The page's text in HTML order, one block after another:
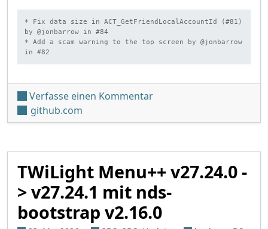
* Fix data size in ACT_GetFriendLocalAccountId (#81)
by @jonbarrow in #84
* Add a scam warning to the top screen by @jonbarrow
in #82
Verfasse einen Kommentarunter 'Nimbus v2.1.1'
github.com
TWiLight Menu++ v27.24.0 -
> v27.24.1 mit nds-
bootstrap v2.16.0